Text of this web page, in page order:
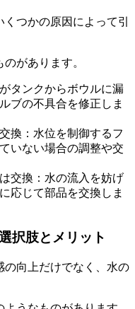
つかの原因によって引
があります。
タンクからボウルに漏
ブの不具合を修正しま
換：水位を制御するフ
いない場合の調整や交
交換：水の流入を妨げ
応じて部品を交換しま
択肢とメリット
の向上だけでなく、水の